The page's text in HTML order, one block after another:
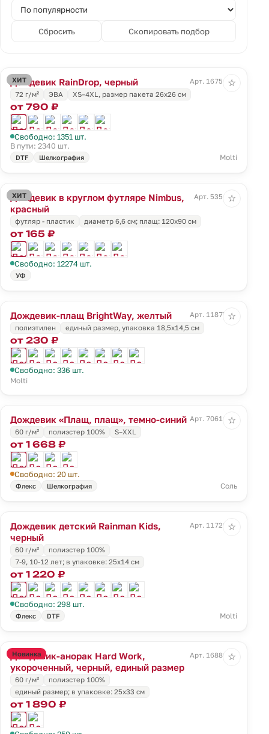
Сбросить Скопировать подбор
ХИТ
Дождевик RainDrop, черный
Арт. 16754.30
72 г/м²
ЭВА XS–4XL, размер пакета 26х26 см
от 790 ₽
Свободно: 1351 шт.
В пути: 2340 шт.
DTF Шелкография Molti
☆
ХИТ
Дождевик в круглом футляре Nimbus,
красный
Арт. 5354.50
футляр - пластик диаметр 6,6 см; плащ: 120х90 см
от 165 ₽
Свободно: 12274 шт.
УФ
☆
Дождевик-плащ BrightWay, желтый
Арт. 11875.80
полиэтилен
единый размер, упаковка 18,5х14,5 см
от 230 ₽
Свободно: 336 шт.
Molti
☆
Дождевик «Плащ, плащ», темно-синий Арт. 70611.40
60 г/м²
полиэстер 100% S–XXL
от 1 668 ₽
Свободно: 20 шт.
Флекс Шелкография Соль
☆
Дождевик детский Rainman Kids,
черный
Арт. 11729.30
60 г/м²
полиэстер 100%
7-9, 10-12 лет; в упаковке: 25x14 см
от 1 220 ₽
Свободно: 298 шт.
Флекс DTF Molti
☆
Новинка
Дождевик-анорак Hard Work,
укороченный, черный, единый размер
Арт. 16880.30
60 г/м²
полиэстер 100%
единый размер; в упаковке: 25x33 см
от 1 890 ₽
☆